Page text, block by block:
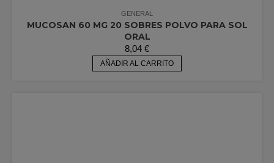
GENERAL
MUCOSAN 60 MG 20 SOBRES POLVO PARA SOL
ORAL
8,04 €
AÑADIR AL CARRITO